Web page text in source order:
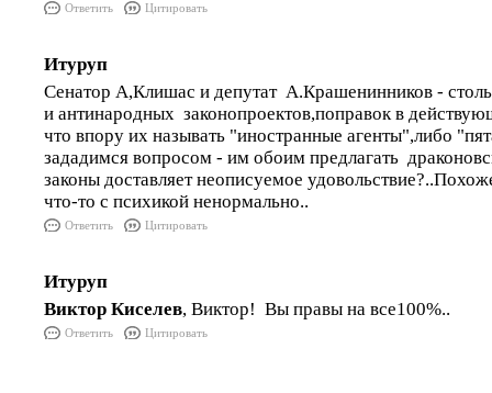
Ответить Цитировать
Итуруп
Сенатор А,Клишас и депутат А.Крашенинников -
и антинародных законопроектов,поправок в
что впору их называть "иностранные агенты",либо
зададимся вопросом - им обоим предлагать
законы доставляет неописуемое
что-то с психикой ненормально..
Ответить Цитировать
Итуруп
Виктор Киселев, Виктор! Вы правы на все100%..
Ответить Цитировать